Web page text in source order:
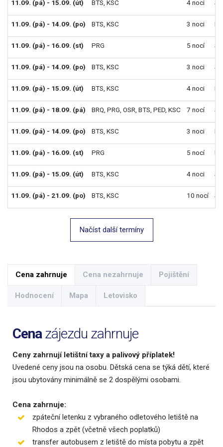
11.09. (pá) - 15.09. (út) BTS KSC 4 noci
11.09. (pá) - 14.09. (po) BTS KSC 3 noci
11.09. (pá) - 16.09. (st) PRG 5 nocí
11.09. (pá) - 14.09. (po) BTS KSC 3 noci
11.09. (pá) - 15.09. (út) BTS KSC 4 noci
11.09. (pá) - 18.09. (pá) BRQ PRG OSR BTS PED KSC 7 nocí
11.09. (pá) - 14.09. (po) BTS KSC 3 noci
11.09. (pá) - 16.09. (st) PRG 5 nocí
11.09. (pá) - 15.09. (út) BTS KSC 4 noci
11.09. (pá) - 21.09. (po) BTS KSC 10 nocí
Načíst další termíny
Cena zahrnuje Cena nezahrnuje Pojištění
Hodnocení Mapa Letovisko
Cenazájezdu zahrnuje
Ceny zahrnují letištní taxy a palivový příplatek!
Uvedené ceny jsou na osobu. Dětská cena se týká dětí, které
jsou ubytovány minimálně se 2 dospělými osobami.
Cena zahrnuje:
zpáteční letenku z vybraného odletového letiště na
Rhodos a zpět (včetně všech poplatků)
transfer autobusem z letiště do místa pobytu a zpět